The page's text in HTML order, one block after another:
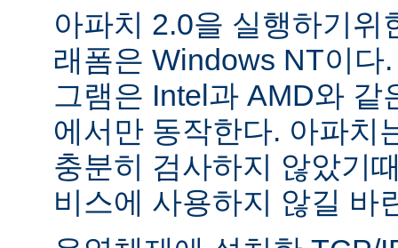
아파치 2.0을 실행하기위
래폼은 Windows NT이다
그램은 Intel과 AMD와 같
에서만 동작한다. 아파치
충분히 검사하지 않았기
비스에 사용하지 않길 바